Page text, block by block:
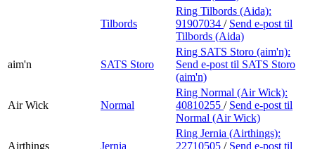
Tilbords
Ring Tilbords (Aida):
91907034 / Send e-post til
Tilbords (Aida)
aim'n SATS Storo
Ring SATS Storo (aim'n):
Send e-post til SATS Storo
(aim'n)
Air Wick Normal
Ring Normal (Air Wick):
40810255 / Send e-post til
Normal (Air Wick)
Airthings Jernia
Ring Jernia (Airthings):
22710505 / Send e-post til